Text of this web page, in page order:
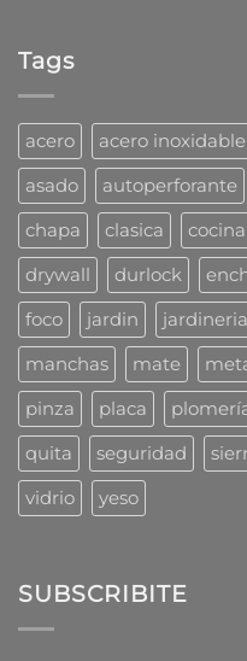
cucarachas?
Mirá
cómo
las
combaten
los
profesionales
Tags
acero acero inoxidable
asado
autoperforante
chapa
clasica cocina
drywall
durlock
foco
jardin jardineria
manchas
mate
pinza
placa
quita
seguridad
vidrio
yeso
SUBSCRIBITE